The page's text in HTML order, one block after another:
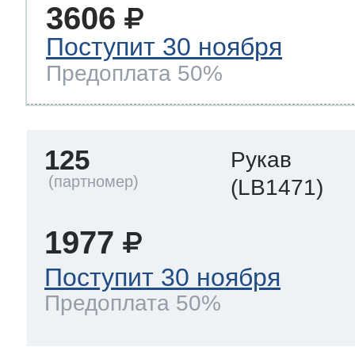
3606
Поступит 30 ноября
Предоплата 50%
125
Рукав
(LB1471)
1977
Поступит 30 ноября
Предоплата 50%